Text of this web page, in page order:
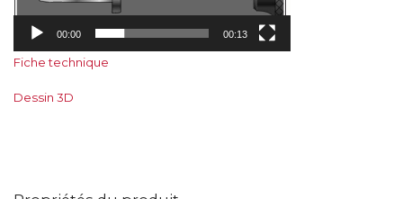
00:00 00:13
Fiche technique
Dessin 3D